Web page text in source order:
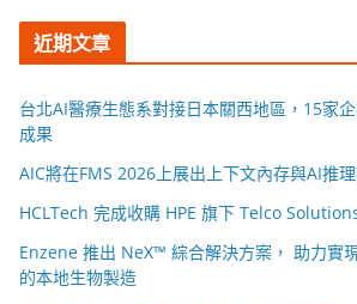
近期文章
台北AI醫療生態系對接日本關西地區，15家
成果
AIC將在FMS 2026上展出上下文內存與AI推
HCLTech 完成收購 HPE 旗下 Telco
Enzene 推出 NeX™ 綜合解決方案， 助力實
的本地生物製造